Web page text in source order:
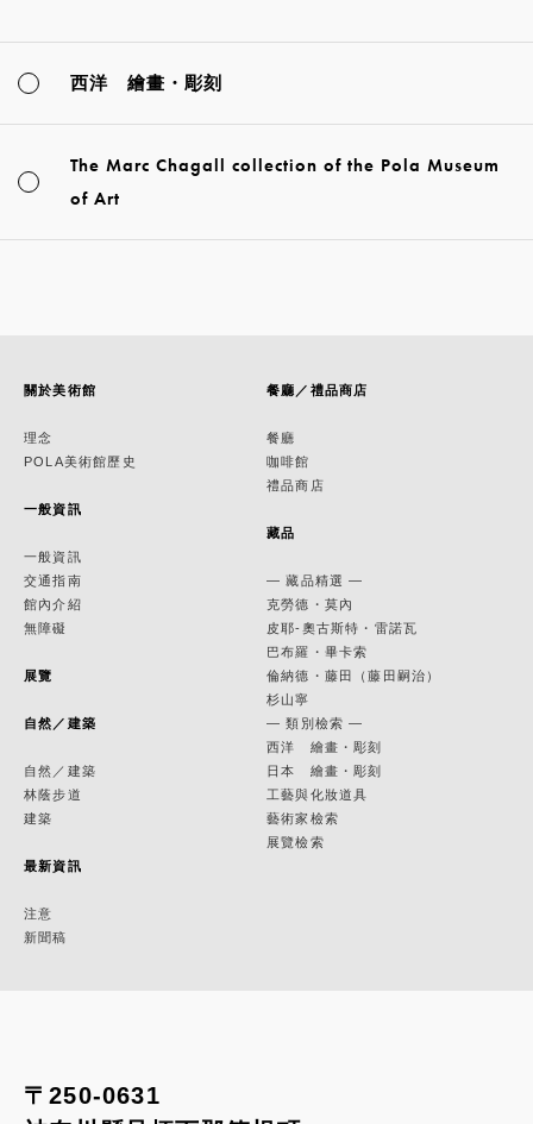
西洋 繪畫・彫刻
The Marc Chagall collection of the Pola Museum
of Art
關於美術館
理念
POLA美術館歷史
一般資訊
一般資訊
交通指南
館內介紹
無障礙
展覽
自然／建築
自然／建築
林蔭步道
建築
最新資訊
注意
新聞稿
餐廳／禮品商店
餐廳
咖啡館
禮品商店
藏品
— 藏品精選 —
克勞德・莫內
皮耶-奧古斯特・雷諾瓦
巴布羅・畢卡索
倫納德・藤田（藤田嗣治）
杉山寧
— 類別檢索 —
西洋 繪畫・彫刻
日本 繪畫・彫刻
工藝與化妝道具
藝術家檢索
展覽檢索
〒250-0631